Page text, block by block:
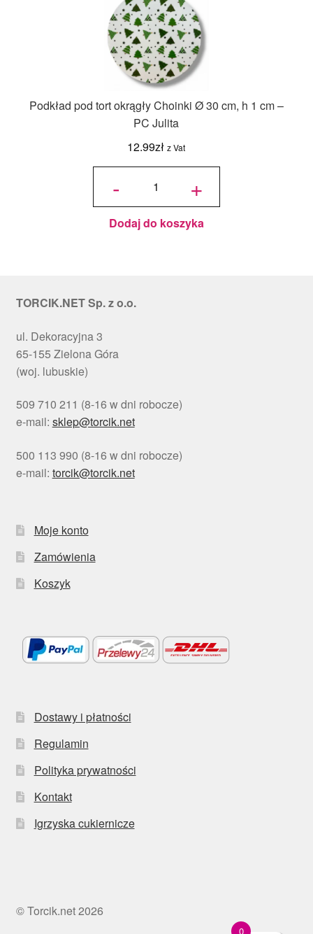
Podkład pod tort okrągły Choinki Ø 30 cm, h 1 cm –
PC Julita
12.99zł z Vat
-
ilość
okrągły
Choinki
Ø 30
cm, h 1
cm - PC
+
Dodaj do koszyka
TORCIK.NET Sp. z o.o.
ul. Dekoracyjna 3
65-155 Zielona Góra
(woj. lubuskie)
509 710 211 (8-16 w dni robocze)
e-mail: sklep@torcik.net
500 113 990 (8-16 w dni robocze)
e-mail: torcik@torcik.net
Moje konto
Zamówienia
Koszyk
Dostawy i płatności
Regulamin
Polityka prywatności
Kontakt
Igrzyska cukiernicze
© Torcik.net 2026
0